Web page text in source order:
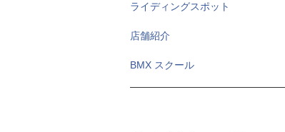
ライディングスポット
店舗紹介
BMX スクール